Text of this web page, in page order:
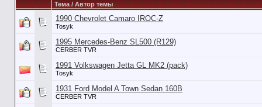
Тема / Автор темы
1990 Chevrolet Camaro IROC-Z
Tosyk
1995 Mercedes-Benz SL500 (R129)
CERBER TVR
1991 Volkswagen Jetta GL MK2 (pack)
Tosyk
1931 Ford Model A Town Sedan 160B
CERBER TVR